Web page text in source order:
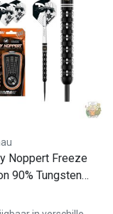
Noppert Freeze
90% Tungsten